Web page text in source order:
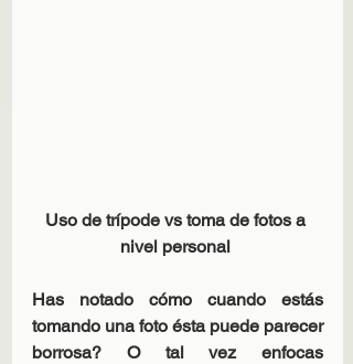
Uso de trípode vs toma de fotos a
nivel personal
Has notado cómo cuando estás
tomando una foto ésta puede parecer
borrosa? O tal vez enfocas